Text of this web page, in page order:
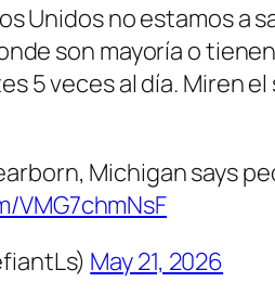
Unidos no estamos a
son mayoría o
5 veces al día. Miren
Michigan says
VMG7chmNsF
May 21, 2026